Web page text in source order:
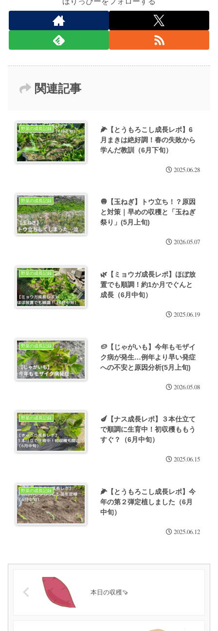
関連記事
野菜の成長記録
🌽【とうもろこし成長レポ】6
月まきは絶好調！春の失敗から
学んだ教訓（6月下旬）
2025.06.28
野菜の成長記録
🧅【玉ねぎ】トウ立ち！？原因
と対策｜早めの収穫と「玉ねぎ
祭り」(5月上旬)
2026.05.07
野菜の成長記録
🌿【ミョウガ成長レポ】ほぼ放
置でも順調！約1か月でぐんと
成長（6月中旬）
2025.06.19
野菜の成長記録
🥔【じゃがいも】今年もモザイ
ク病が発生…例年より早い発症
への不安と原因分析(5月上旬)
2026.05.08
野菜の成長記録
🍆【ナス成長レポ】３本仕立て
で順調に生育中！初収穫ももう
すぐ？（6月中旬）
2025.06.15
野菜の成長記録
🌽【とうもろこし成長レポ】今
年の第２弾定植しました（6月
中旬）
2025.06.12
本日の収穫🍠